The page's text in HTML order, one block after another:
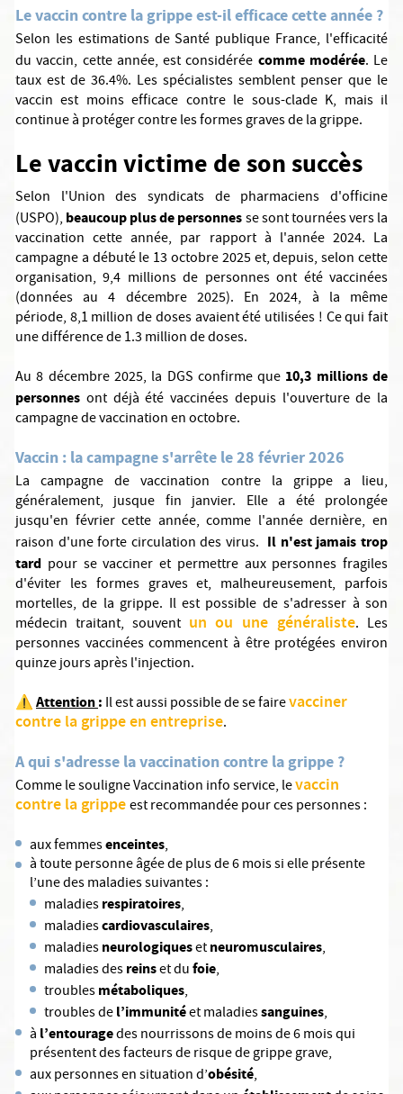
Le vaccin contre la grippe est-il efficace cette année ?
Selon les estimations de Santé publique France, l'efficacité
du vaccin, cette année, est considérée comme modérée. Le
taux est de 36.4%. Les spécialistes semblent penser que le
vaccin est moins efficace contre le sous-clade K, mais il
continue à protéger contre les formes graves de la grippe.
Le vaccin victime de son succès
Selon l'Union des syndicats de pharmaciens d'officine
(USPO), beaucoup plus de personnesse sont tournées vers la
vaccination cette année, par rapport à l'année 2024. La
campagne a débuté le 13 octobre 2025 et, depuis, selon cette
organisation, 9,4 millions de personnes ont été vaccinées
(données au 4 décembre 2025). En 2024, à la même
période, 8,1 million de doses avaient été utilisées ! Ce qui fait
une différence de 1.3 million de doses.
Au 8 décembre 2025, la DGS confirme que 10,3 millions de
personnes ont déjà été vaccinées depuis l'ouverture de la
campagne de vaccination en octobre.
Vaccin : la campagne s'arrête le 28 février 2026
La campagne de vaccination contre la grippe a lieu,
généralement, jusque fin janvier. Elle a été prolongée
jusqu'en février cette année, comme l'année dernière, en
raison d'une forte circulation des virus. Il n'est jamais trop
tard pour se vacciner et permettre aux personnes fragiles
d'éviter les formes graves et, malheureusement, parfois
mortelles, de la grippe. Il est possible de s'adresser à son
médecin traitant, souvent un ou une généraliste. Les
personnes vaccinées commencent à être protégées environ
quinze jours après l'injection.
⚠️ Attention: Il est aussi possible de se fairevacciner
contre la grippe en entreprise.
A qui s'adresse la vaccination contre la grippe ?
Comme le souligne Vaccination info service, levaccin
contre la grippeest recommandée pour ces personnes :
aux femmesenceintes,
à toute personne âgée de plus de 6 mois si elle présente
l’une des maladies suivantes :
maladiesrespiratoires,
maladiescardiovasculaires,
maladiesneurologiquesetneuromusculaires,
maladies desreinset dufoie,
troublesmétaboliques,
troubles del’immunitéet maladiessanguines,
à l’entouragedes nourrissons de moins de 6 mois qui
présentent des facteurs de risque de grippe grave,
aux personnes en situation d’obésité,